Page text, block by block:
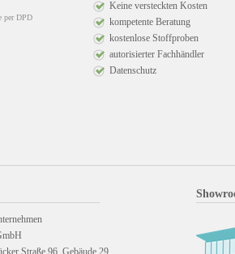
per DPD
Keine versteckten Kosten
kompetente Beratung
kostenlose Stoffproben
autorisierter Fachhändler
Datenschutz
Straße 96, Gebäude 29